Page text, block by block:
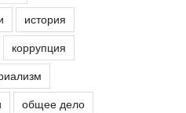
история
коррупция
общее дело